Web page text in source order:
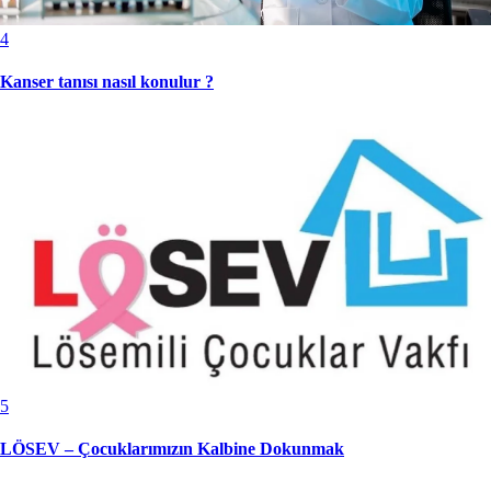
4
Kanser tanısı nasıl konulur ?
5
LÖSEV – Çocuklarımızın Kalbine Dokunmak